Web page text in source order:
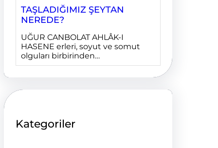
TAŞLADIĞIMIZ ŞEYTAN
NEREDE?
UĞUR CANBOLAT AHLÂK-I
HASENE erleri, soyut ve somut
olguları birbirinden…
Kategoriler